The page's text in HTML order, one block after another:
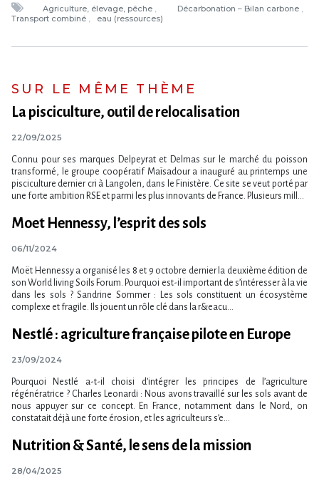
Agriculture, élevage, pêche
Décarbonation – Bilan carbone
Transport combiné
eau (ressources)
SUR LE MÊME THÈME
La pisciculture, outil de relocalisation
22/09/2025
Connu pour ses marques Delpeyrat et Delmas sur le marché du poisson
transformé, le groupe coopératif Maïsadour a inauguré au printemps une
pisciculture dernier cri à Langolen, dans le Finistère. Ce site se veut porté par
une forte ambition RSE et parmi les plus innovants de France. Plusieurs mill...
Moet Hennessy, l’esprit des sols
06/11/2024
Moët Hennessy a organisé les 8 et 9 octobre dernier la deuxième édition de
son World living Soils Forum. Pourquoi est-il important de s’intéresser à la vie
dans les sols ? Sandrine Sommer : Les sols constituent un écosystème
complexe et fragile. Ils jouent un rôle clé dans la r&eacu...
Nestlé : agriculture française pilote en Europe
23/09/2024
Pourquoi Nestlé a-t-il choisi d’intégrer les principes de l’agriculture
régénératrice ? Charles Leonardi : Nous avons travaillé sur les sols avant de
nous appuyer sur ce concept. En France, notamment dans le Nord, on
constatait déjà une forte érosion, et les agriculteurs s’e...
Nutrition & Santé, le sens de la mission
28/04/2025